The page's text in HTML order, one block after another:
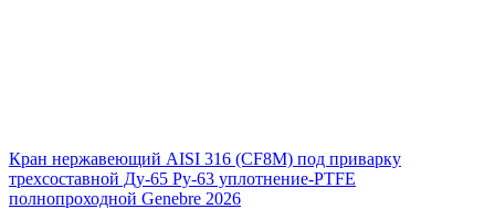
Кран нержавеющий AISI 316 (CF8M) под приварку
трехсоставной Ду-65 Ру-63 уплотнение-PTFE
полнопроходной Genebre 2026